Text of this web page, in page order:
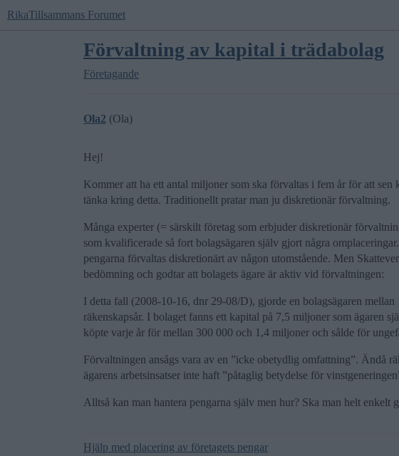
RikaTillsammans Forumet
Förvaltning av kapital i trädabolag
Företagande
Ola2 (Ola)
Hej!
Kommer att ha ett antal miljoner som ska förvaltas i fem år för att sen
tänka kring detta. Traditionellt pratar man ju diskretionär förvaltning.
Många experter (= särskilt företag som erbjuder diskretionär
som kvalificerade så fort bolagsägaren själv gjort några
pengarna förvaltas diskretionärt av någon utomstående. Men
bedömning och godtar att bolagets ägare är aktiv vid förvaltningen:
I detta fall (2008-10-16, dnr 29-08/D), gjorde en bolagsägaren
räkenskapsår. I bolaget fanns ett kapital på 7,5 miljoner som ägaren
köpte varje år för mellan 300 000 och 1,4 miljoner och sålde för
Förvaltningen ansågs vara av en ”icke obetydlig omfattning”. Ändå
ägarens arbetsinsatser inte haft ”påtaglig betydelse för
Alltså kan man hantera pengarna själv men hur? Ska man helt enkelt
Hjälp med placering av företagets pengar